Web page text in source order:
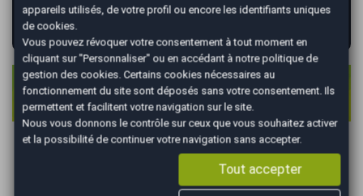
FAQ de la reprise ZOE
Y a-t-il des frais cachés associés à la reprise de ma
Renault ZOE par AutoEasy ?
Non, la reprise par AutoEasy est transparente, sans frais
appareils utilisés, de votre profil ou encore les identifiants uniques
de cookies.
Vous pouvez révoquer votre consentement à tout moment en
cliquant sur "Personnaliser" ou en accédant à notre politique de
gestion des cookies. Certains cookies nécessaires au
fonctionnement du site sont déposés sans votre consentement. Ils
permettent et facilitent votre navigation sur le site.
Nous vous donnons le contrôle sur ceux que vous souhaitez activer
et la possibilité de continuer votre navigation sans accepter.
Tout accepter